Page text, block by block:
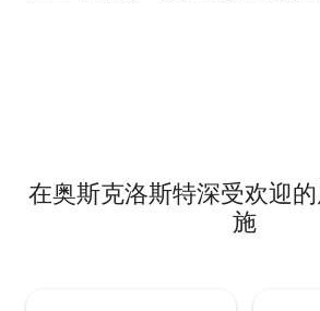
在奥斯克洛斯特深受欢迎
施